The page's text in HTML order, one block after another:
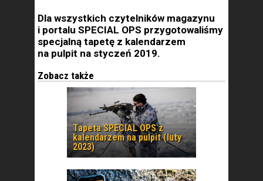
Dla wszystkich czytelników magazynu
i portalu SPECIAL OPS przygotowaliśmy
specjalną tapetę z kalendarzem
na pulpit na styczeń 2019.
Zobacz także
Tapeta SPECIAL OPS z
kalendarzem na pulpit (luty
2023)